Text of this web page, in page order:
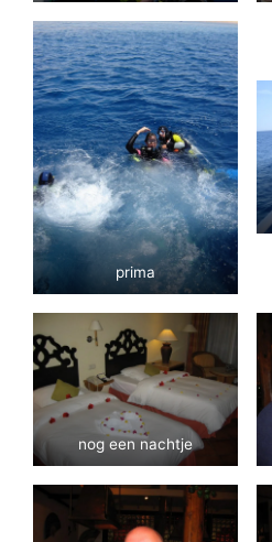
prima
nog een nachtje